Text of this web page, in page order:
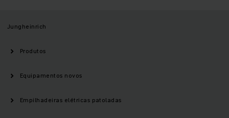
Jungheinrich
Produtos
Equipamentos novos
Empilhadeiras elétricas patoladas